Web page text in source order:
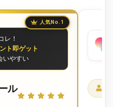
人気No.1
レ！
ト即ゲット
いやすい
ル